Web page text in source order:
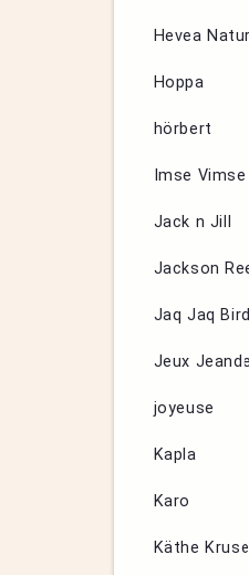
Hevea
Hoppa
hörbert
Imse Vimse
Jack n Jill
Jackson
Jaq Jaq Bird
Jeux Jeandel
joyeuse
Kapla
Karo
Käthe Kruse